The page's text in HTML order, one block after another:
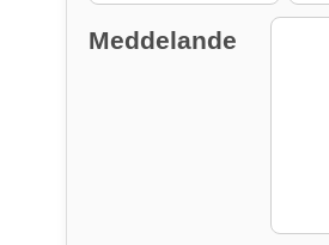
Meddelande